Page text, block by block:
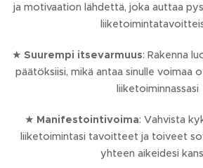
ja motivaation lähdettä, joka auttaa
★ Suurempi itsevarmuus: Rakenna
päätöksiisi, mikä antaa sinulle voimaa
liiketoiminnassasi
★ Manifestointivoima: Vahvista
liiketoimintasi tavoitteet ja toiveet
yhteen aikeidesi